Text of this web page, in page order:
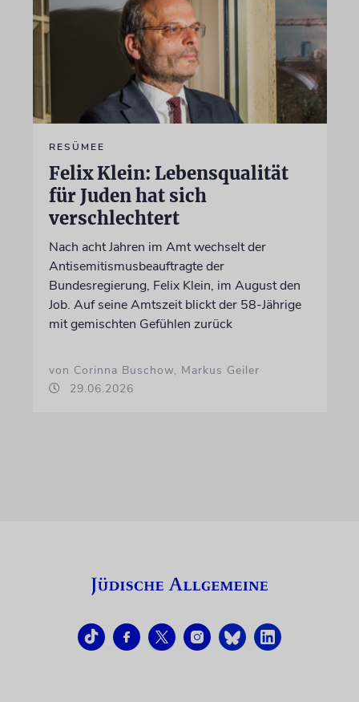
RESÜMEE
Felix Klein: Lebensqualität
für Juden hat sich
verschlechtert
Nach acht Jahren im Amt wechselt der
Antisemitismusbeauftragte der
Bundesregierung, Felix Klein, im August den
Job. Auf seine Amtszeit blickt der 58-Jährige
mit gemischten Gefühlen zurück
von Corinna Buschow, Markus Geiler
29.06.2026